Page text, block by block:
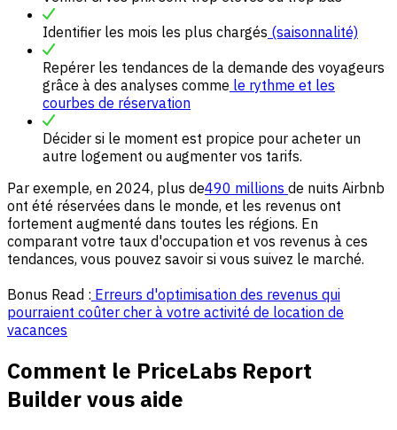
Identifier les mois les plus chargés (saisonnalité)
Repérer les tendances de la demande des voyageurs
grâce à des analyses comme le rythme et les
courbes de réservation
Décider si le moment est propice pour acheter un
autre logement ou augmenter vos tarifs.
Par exemple, en 2024, plus de490 millions de nuits Airbnb
ont été réservées dans le monde, et les revenus ont
fortement augmenté dans toutes les régions. En
comparant votre taux d'occupation et vos revenus à ces
tendances, vous pouvez savoir si vous suivez le marché.
Bonus Read : Erreurs d'optimisation des revenus qui
pourraient coûter cher à votre activité de location de
vacances
Comment le PriceLabs Report
Builder vous aide